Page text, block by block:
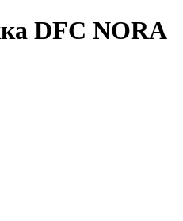
DFC NORA